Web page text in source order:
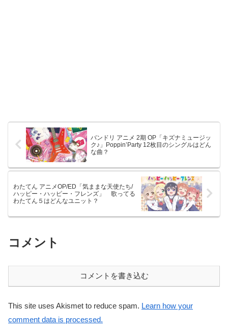
バンドリ アニメ 2期 OP「キズナミュージッ
ク♪」Poppin’Party 12枚目のシングルはどん
な曲？
わたてん アニメOP/ED「気ままな天使たち/
ハッピー・ハッピー・フレンズ」 歌ってる
わたてん５はどんなユニット？
コメント
コメントを書き込む
This site uses Akismet to reduce spam. Learn how your
comment data is processed.